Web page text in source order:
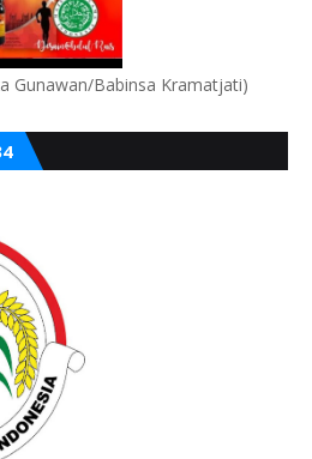
Gunawan/Babinsa Kramatjati)